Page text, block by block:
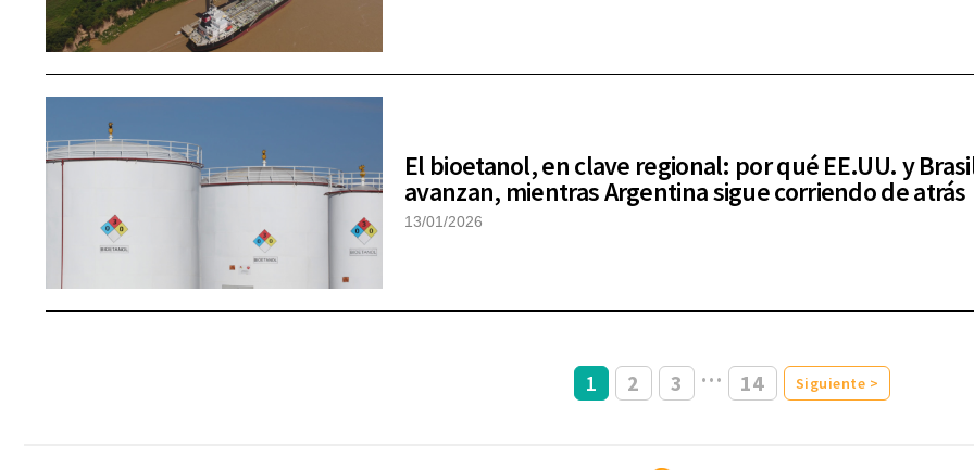
El bioetanol, en clave regional: por qué EE.UU. y
avanzan, mientras Argentina sigue corriendo de atrás
13/01/2026
1 2 3 … 14 Siguiente >